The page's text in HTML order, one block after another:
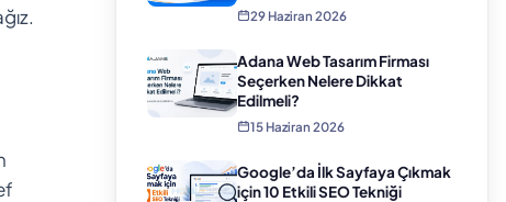
29 Haziran 2026
Adana Web Tasarım Firması
Seçerken Nelere Dikkat
Edilmeli?
15 Haziran 2026
Google’da İlk Sayfaya Çıkmak
için 10 Etkili SEO Tekniği